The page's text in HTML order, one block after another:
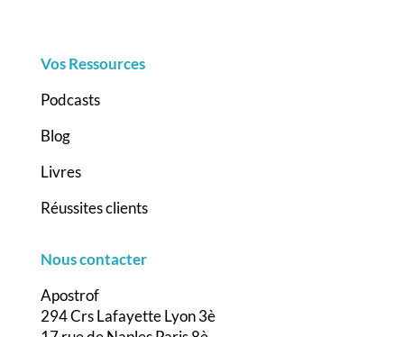
Vos Ressources
Podcasts
Blog
Livres
Réussites clients
Nous contacter
Apostrof
294 Crs Lafayette Lyon 3è